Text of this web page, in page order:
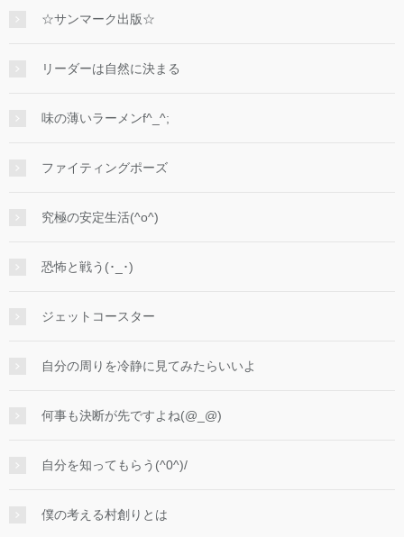
☆サンマーク出版☆
リーダーは自然に決まる
味の薄いラーメンf^_^;
ファイティングポーズ
究極の安定生活(^o^)
恐怖と戦う(･_･)
ジェットコースター
自分の周りを冷静に見てみたらいいよ
何事も決断が先ですよね(@_@)
自分を知ってもらう(^0^)/
僕の考える村創りとは